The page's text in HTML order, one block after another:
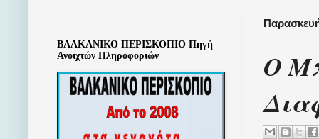
Ο
ΒΑΛΚΑΝΙΚΟ ΠΕΡΙΣΚΟΠΙΟ Πηγή
Ανοιχτών Πληροφοριών